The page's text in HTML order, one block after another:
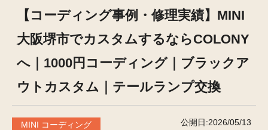
【コーディング事例・修理実績】MINI
大阪堺市でカスタムするならCOLONY
へ｜1000円コーディング｜ブラックア
ウトカスタム｜テールランプ交換
MINI コーディング 公開日:2026/05/13